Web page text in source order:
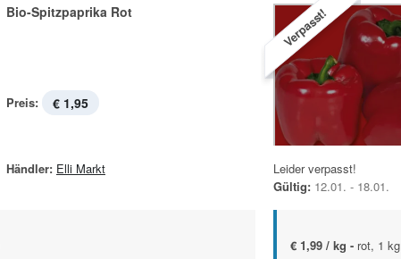
Bio-Spitzpaprika Rot
Preis: € 1,95
Händler: Elli Markt
Verpasst!
Leider verpasst!
Gültig: 12.01. - 18.01.
€ 1,99 / kg - rot, 1 kg